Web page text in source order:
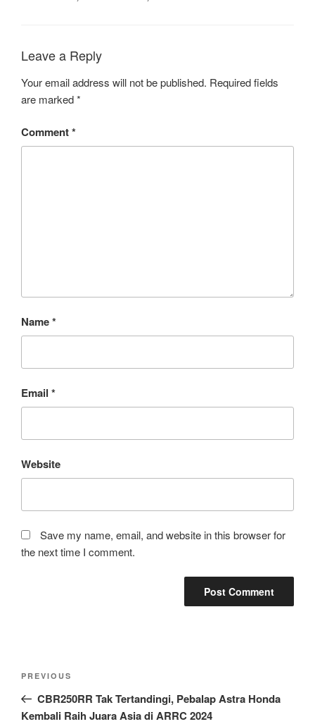
Leave a Reply
Your email address will not be published. Required fields
are marked*
Comment*
Name*
Email *
Website
Save my name, email, and website in this browser for
the next time I comment.
Previous
Post
PREVIOUS
CBR250RR Tak Tertandingi, Pebalap Astra Honda
Kembali Raih Juara Asia di ARRC 2024